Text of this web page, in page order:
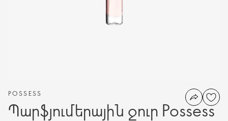
POSSESS
Պարֆյումերային ջուր Possess